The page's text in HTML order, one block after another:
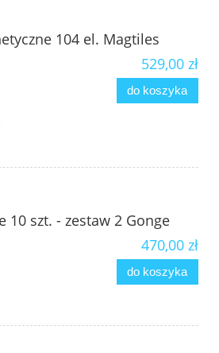
104 el. Magtiles
529,00 zł
do koszyka
10 szt. - zestaw 2 Gonge
470,00 zł
do koszyka